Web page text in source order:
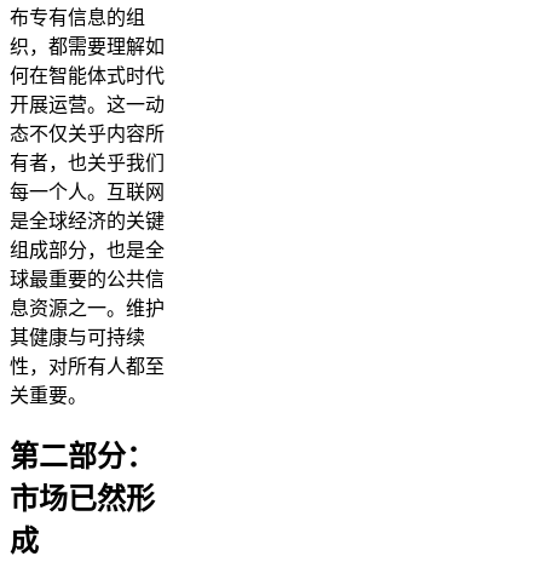
布专有信息的组
织，都需要理解如
何在智能体式时代
开展运营。这一动
态不仅关乎内容所
有者，也关乎我们
每一个人。互联网
是全球经济的关键
组成部分，也是全
球最重要的公共信
息资源之一。维护
其健康与可持续
性，对所有人都至
关重要。
第二部分：
市场已然形
成